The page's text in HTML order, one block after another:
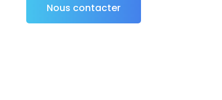
Nous contacter